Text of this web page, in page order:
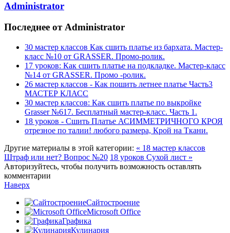
Administrator
Последнее от Administrator
30 мастер классов Как сшить платье из бархата. Мастер-
класс №10 от GRASSER. Промо-ролик.
17 уроков: Как сшить платье на подкладке. Мастер-класс
№14 от GRASSER. Промо -ролик.
26 мастер классов - Как пошить летнее платье Часть3
МАСТЕР КЛАСС
30 мастер классов: Как сшить платье по выкройке
Grasser №617. Бесплатный мастер-класс. Часть 1.
18 уроков - Сшить Платье АСИММЕТРИЧНОГО КРОЯ
отрезное по талии! любого размера, Крой на Ткани.
Другие материалы в этой категории: « 18 мастер классов
Штраф или нет? Вопрос №20 18 уроков Сухой лист »
Авторизуйтесь, чтобы получить возможность оставлять
комментарии
Наверх
Сайтостроение
Microsoft Office
Графика
Кулинария